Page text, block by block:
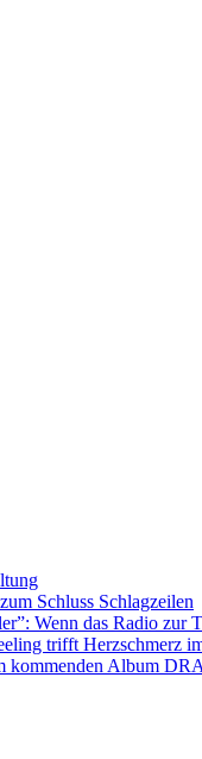
Schluss Schlagzeilen
Wenn das Radio zur
trifft Herzschmerz
kommenden Album